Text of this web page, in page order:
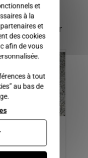
intéressé par
DE FREIN AVANT
4-5, MGO 6,
et
à la
et
des cookies
afin de vous
à tout
au bas de